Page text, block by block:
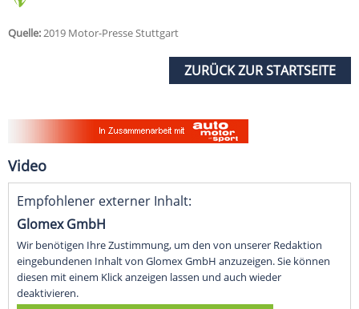
Quelle:2019 Motor-Presse Stuttgart
ZURÜCK ZUR STARTSEITE
Video
Empfohlener externer Inhalt:
Glomex GmbH
Wir benötigen Ihre Zustimmung, um den von unserer Redaktion
eingebundenen Inhalt von Glomex GmbH anzuzeigen. Sie können
diesen mit einem Klick anzeigen lassen und auch wieder
deaktivieren.